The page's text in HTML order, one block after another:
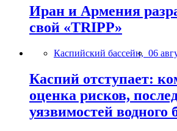
Иран и Армения
свой «TRIPP»
Каспийский бассейн, 06
Каспий отступает:
оценка рисков,
уязвимостей водного